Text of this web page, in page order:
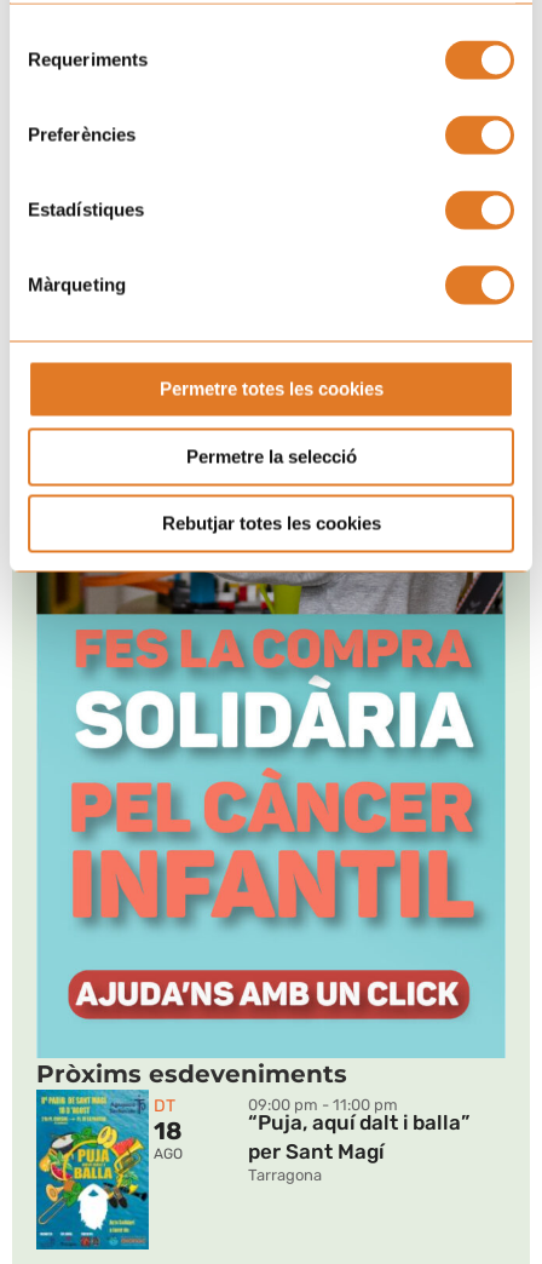
Requeriments
Preferències
Estadístiques
Màrqueting
Permetre totes les cookies
Permetre la selecció
Rebutjar totes les cookies
Pròxims esdeveniments
DT
18
AGO
09:00 pm - 11:00 pm
“Puja, aquí dalt i balla”
per Sant Magí
Tarragona